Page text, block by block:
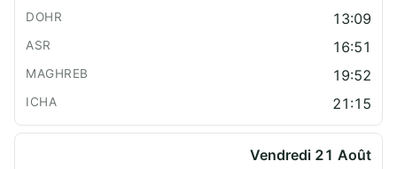
13:09
16:51
19:52
21:15
Vendredi 21 Août